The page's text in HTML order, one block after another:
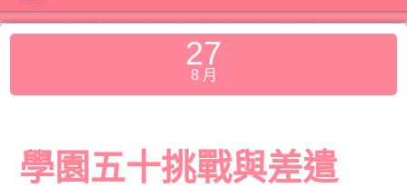
27
8 月
學園五十挑戰與差遣